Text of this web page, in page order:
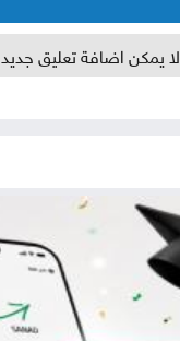
لا يمكن اضافة تعليق جديد